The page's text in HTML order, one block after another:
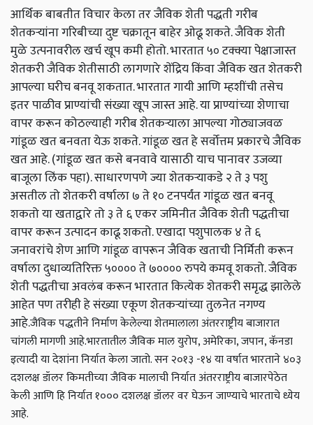
आर्थिक बाबतीत विचार केला तर जैविक शेती पद्धती गरीब
शेतकऱ्यांना गरिबीच्या दुष्ट चक्रातून बाहेर ओढू शकते. जैविक शेती
मुळे उत्पनावरील खर्च खूप कमी होतो. भारतात ५० टक्क्या पेक्षाजास्त
शेतकरी जैविक शेतीसाठी लागणारे शेंद्रिय किंवा जैविक खत शेतकरी
आपल्या घरीच बनवू शकतात. भारतात गायी आणि म्हशींची तसेच
इतर पाळीव प्राण्यांची संख्या खूप जास्त आहे. या प्राण्यांच्या शेणाचा
वापर करून कोठल्याही गरीब शेतकऱ्याला आपल्या गोठ्याजवळ
गांडूळ खत बनवता येऊ शकते. गांडूळ खत हे सर्वोत्तम प्रकारचे जैविक
खत आहे. (गांडूळ खत कसे बनवावे यासाठी याच पानावर उजव्या
बाजूला लिंक पहा). साधारणपणे ज्या शेतकऱ्याकडे २ ते ३ पशु
असतील तो शेतकरी वर्षाला ७ ते १० टनपर्यंत गांडूळ खत बनवू
शकतो या खताद्वारे तो ३ ते ६ एकर जमिनीत जैविक शेती पद्धतीचा
वापर करून उत्पादन काढू शकतो. एखादा पशुपालक ४ ते ६
जनावरांचे शेण आणि गांडूळ वापरून जैविक खताची निर्मिती करून
वर्षाला दुधाव्यतिरिक्त ५०००० ते ७०००० रुपये कमवू शकतो. जैविक
शेती पद्धतीचा अवलंब करून भारतात कित्येक शेतकरी समृद्ध झालेले
आहेत पण तरीही हे संख्या एकूण शेतकऱ्यांच्या तुलनेत नगण्य
आहे.जैविक पद्धतीने निर्माण केलेल्या शेतमालाला अंतरराष्ट्रीय बाजारात
चांगली मागणी आहे.भारतातील जैविक माल युरोप, अमेरिका, जपान, कॅनडा
इत्यादी या देशांना निर्यात केला जातो. सन २०१३ -१४ या वर्षात भारताने ४०३
दशलक्ष डॉलर किमतीच्या जैविक मालाची निर्यात अंतरराष्ट्रीय बाजारपेठेत
केली आणि हि निर्यात १००० दशलक्ष डॉलर वर घेऊन जाण्याचे भारताचे ध्येय
आहे.